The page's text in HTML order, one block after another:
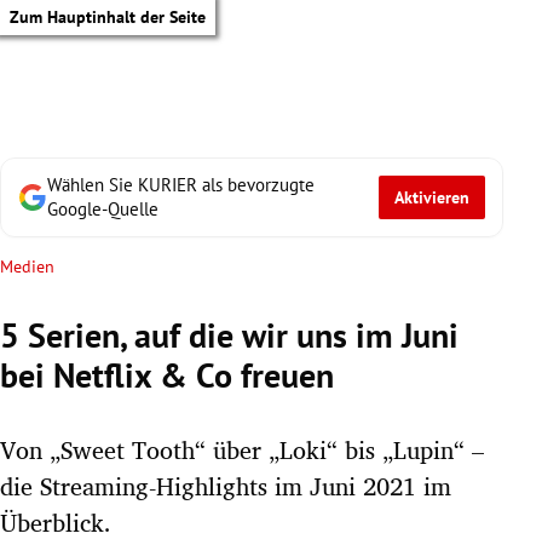
Zum Hauptinhalt der Seite
Untermenü
Wählen Sie KURIER als bevorzugte
Google-Quelle
Aktivieren
Medien
5 Serien, auf die wir uns im Juni
bei Netflix & Co freuen
Von „Sweet Tooth“ über „Loki“ bis „Lupin“ –
die Streaming-Highlights im Juni 2021 im
Überblick.